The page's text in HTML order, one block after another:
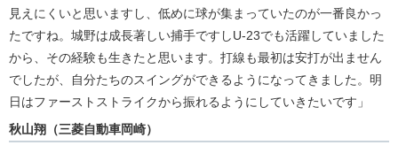
見えにくいと思いますし、低めに球が集まっていたのが一番良かっ
たですね。城野は成長著しい捕手ですしU-23でも活躍していました
から、その経験も生きたと思います。打線も最初は安打が出ません
でしたが、自分たちのスイングができるようになってきました。明
日はファーストストライクから振れるようにしていきたいです」
秋山翔（三菱自動車岡崎）